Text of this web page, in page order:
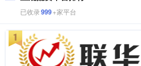
已收录999+家平台